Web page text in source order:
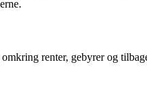
renter, gebyrer og